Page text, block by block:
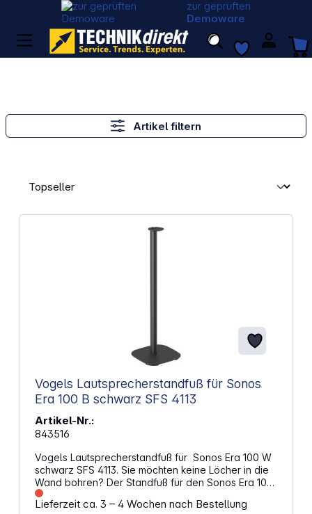
zur geprüften
Demoware
Artikel filtern
Vogels Lautsprecherstandfuß für Sonos
Era 100 B schwarz SFS 4113
Artikel-Nr.:
843516
Vogels Lautsprecherstandfuß für Sonos Era 100 W
schwarz SFS 4113. Sie möchten keine Löcher in die
Wand bohren? Der Standfuß für den Sonos Era 100
von Vogel's ist die ideale Lösung! Diese 82-cm-
Platte positioniert Ihren Lautsprecher in der
Lieferzeit ca. 3 – 4 Wochen nach Bestellung